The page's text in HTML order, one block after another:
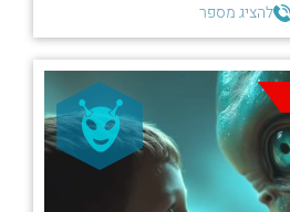
להציג מספר